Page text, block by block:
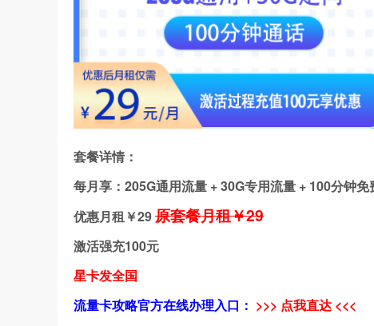
套餐详情：
每月享：205G通用流量 + 30G专用流量 + 100分钟免
优惠月租￥29原套餐月租￥29
激活强充100元
星卡发全国
流量卡攻略官方在线办理入口： >>> 点我直达 <<<